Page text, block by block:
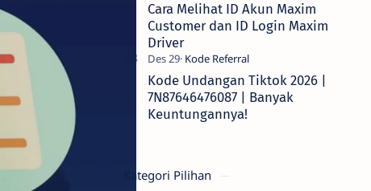
Cara Melihat ID Akun Maxim
Customer dan ID Login Maxim
Driver
Kode Undangan Tiktok 2026 |
7N87646476087 | Banyak
Keuntungannya!
Kategori Pilihan